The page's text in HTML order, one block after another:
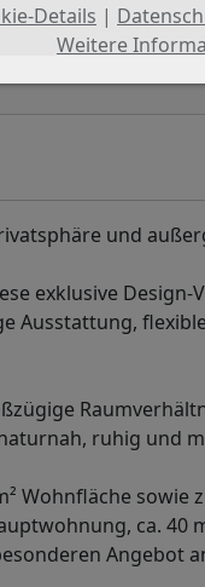
und
exklusive Design-
Ausstattung,
ruhig und
Wohnfläche sowie
ca. 40
Angebot
Details |
Weitere